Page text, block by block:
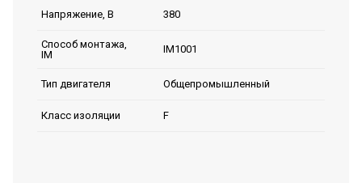
Напряжение, В 380
Способ монтажа,
IM
IM1001
Тип двигателя Общепромышленный
Класс изоляции F